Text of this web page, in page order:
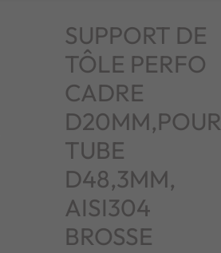
SUPPORT DE
TÔLE PERFO
CADRE
D20MM,POUR
TUBE
D48,3MM,
AISI304
BROSSE